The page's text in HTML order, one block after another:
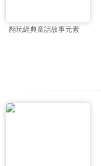
翻玩經典童話故事元素